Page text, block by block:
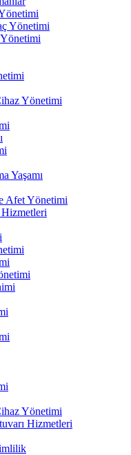
Yönetimi
Yönetimi
Yaşamı
Afet Yönetimi
Yönetimi
Hizmetleri